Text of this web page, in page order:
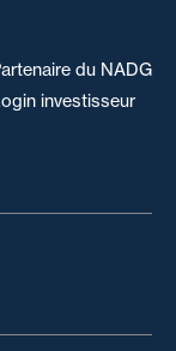
du NADG
investisseur